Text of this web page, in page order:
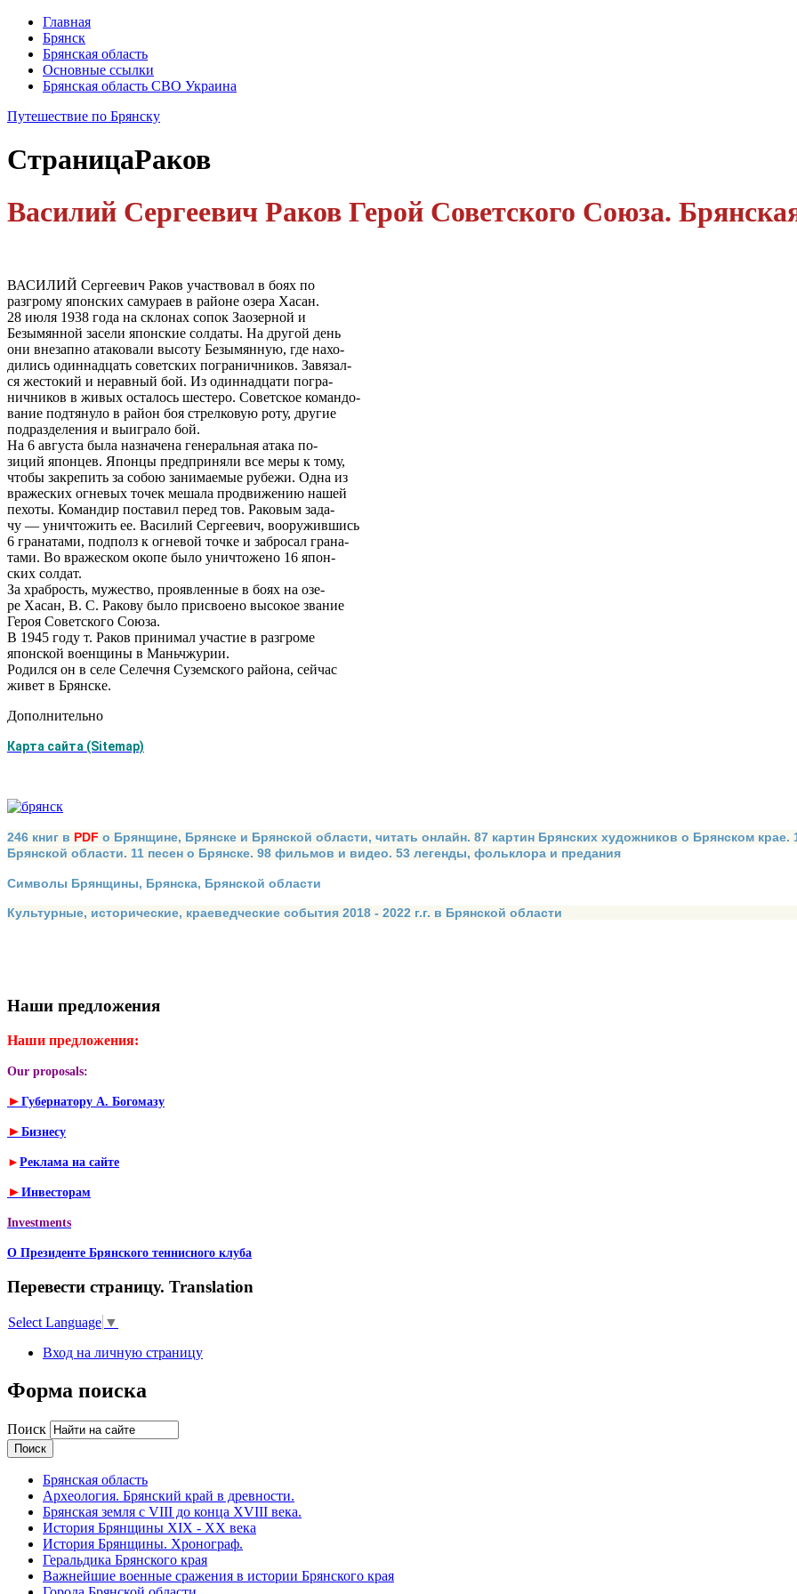
Главная
Брянск
Брянская область
Основные ссылки
Брянская область СВО Украина
Путешествие по Брянску
СтраницаРаков
Василий Сергеевич Раков Герой Советского Союза.
ВАСИЛИЙ Сергеевич Раков участвовал в боях по
разгрому японских самураев в районе озера Хасан.
28 июля 1938 года на склонах сопок Заозерной и
Безымянной засели японские солдаты. На другой день
они внезапно атаковали высоту Безымянную, где нахо-
дились одиннадцать советских пограничников. Завязал-
ся жестокий и неравный бой. Из одиннадцати погра-
ничников в живых осталось шестеро. Советское командо-
вание подтянуло в район боя стрелковую роту, другие
подразделения и выиграло бой.
На 6 августа была назначена генеральная атака по-
зиций японцев. Японцы предприняли все меры к тому,
чтобы закрепить за собою занимаемые рубежи. Одна из
вражеских огневых точек мешала продвижению нашей
пехоты. Командир поставил перед тов. Раковым зада-
чу — уничтожить ее. Василий Сергеевич, вооружившись
6 гранатами, подполз к огневой точке и забросал грана-
тами. Во вражеском окопе было уничтожено 16 япон-
ских солдат.
За храбрость, мужество, проявленные в боях на озе-
ре Хасан, В. С. Ракову было присвоено высокое звание
Героя Советского Союза.
В 1945 году т. Раков принимал участие в разгроме
японской военщины в Маньчжурии.
Родился он в селе Селечня Суземского района, сейчас
живет в Брянске.
Дополнительно
Карта сайта (Sitemap)
246 книг в PDF о Брянщине, Брянске и Брянской области, читать онлайн. 87 картин Брянских художников о Брянском
Брянской области. 11 песен о Брянске. 98 фильмов и видео. 53 легенды, фольклора и предания
Символы Брянщины, Брянска, Брянской области
Культурные, исторические, краеведческие события 2018 - 2022 г.г. в Брянской области
Наши предложения
Наши предложения:
Our proposals:
► Губернатору А. Богомазу
► Бизнесу
► Реклама на сайте
► Инвесторам
Investments
О Президенте Брянского теннисного клуба
Перевести страницу. Translation
Select Language ▼
Вход на личную страницу
Форма поиска
Поиск
Брянская область
Археология. Брянский край в древности.
Брянская земля с VIII до конца XVIII века.
История Брянщины XIX - XX века
История Брянщины. Хронограф.
Геральдика Брянского края
Важнейшие военные сражения в истории Брянского края